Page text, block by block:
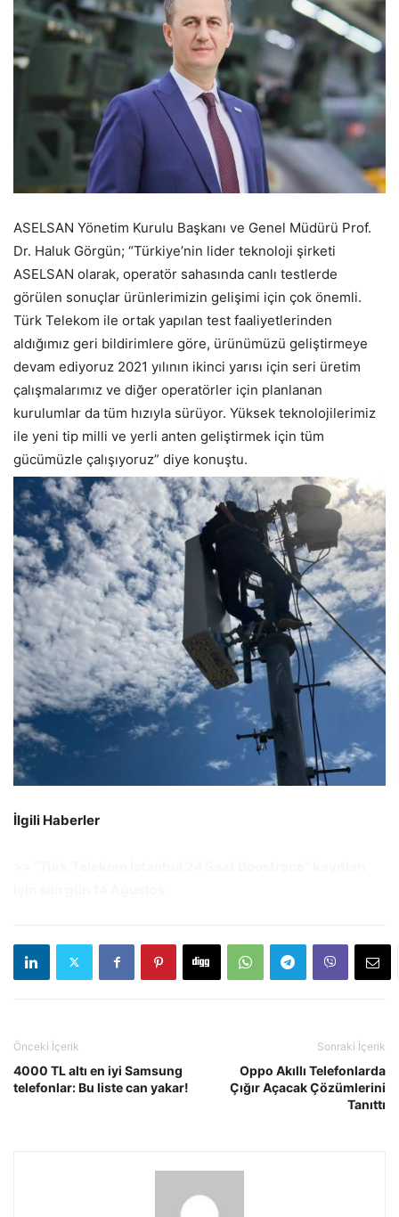
ASELSAN Yönetim Kurulu Başkanı ve Genel Müdürü Prof.
Dr. Haluk Görgün; “Türkiye’nin lider teknoloji şirketi
ASELSAN olarak, operatör sahasında canlı testlerde
görülen sonuçlar ürünlerimizin gelişimi için çok önemli.
Türk Telekom ile ortak yapılan test faaliyetlerinden
aldığımız geri bildirimlere göre, ürünümüzü geliştirmeye
devam ediyoruz 2021 yılının ikinci yarısı için seri üretim
çalışmalarımız ve diğer operatörler için planlanan
kurulumlar da tüm hızıyla sürüyor. Yüksek teknolojilerimiz
ile yeni tip milli ve yerli anten geliştirmek için tüm
gücümüzle çalışıyoruz” diye konuştu.
İlgili Haberler
Önceki İçerik
4000 TL altı en iyi Samsung
telefonlar: Bu liste can yakar!
Sonraki İçerik
Oppo Akıllı Telefonlarda
Çığır Açacak Çözümlerini
Tanıttı